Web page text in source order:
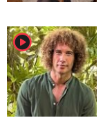
player2